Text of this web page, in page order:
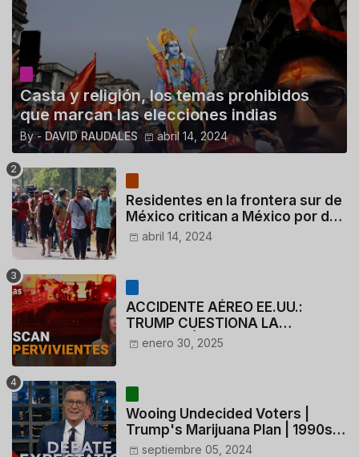
Casta y religión, los temas prohibidos
que marcan las elecciones indias
By - DAVID RAUDALES abril 14, 2024
Residentes en la frontera sur de
México critican a México por dar
110 dólares a migrantes
deportados
abril 14, 2024
ACCIDENTE AÉREO EE.UU.:
TRUMP CUESTIONA LA
ACTUACIÓN DE LOS
CONTROLADORES y PILOTO del
enero 30, 2025
Wooing Undecided Voters |
Trump's Marijuana Plan | 1990s
Porn Expert Mark Robinson
septiembre 05, 2024